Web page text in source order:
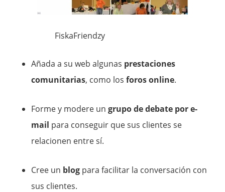
FiskaFriendzy
Añada a su web algunas prestaciones
comunitarias, como losforos online.
Forme y modere un grupo de debate por e-
mail para conseguir quesus clientes se
relacionen entre sí.
Cree un blog para facilitar la conversación con
sus clientes.